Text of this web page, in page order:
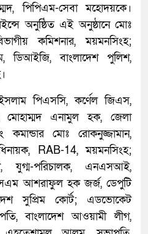
পিপিএম-সেবা মহোদয়কে।
অনুষ্ঠিত এই অনুষ্ঠানে মোঃ
কমিশনার, ময়মনসিংহ;
ডিআইজি, বাংলাদেশ পুলিশ,
পিএসসি, কর্ণেল জিএস,
এনামুল হক, জেলা
কমান্ডার মোঃ রোকনুজ্জামান,
RAB-14, ময়মনসিংহ;
যুগ্ম-পরিচালক, এনএসআই,
আশরাফুল হক জর্জ, ডেপুটি
সুপ্রিম কোর্ট; এডভোকেট
বাংলাদেশ আওয়ামী লীগ,